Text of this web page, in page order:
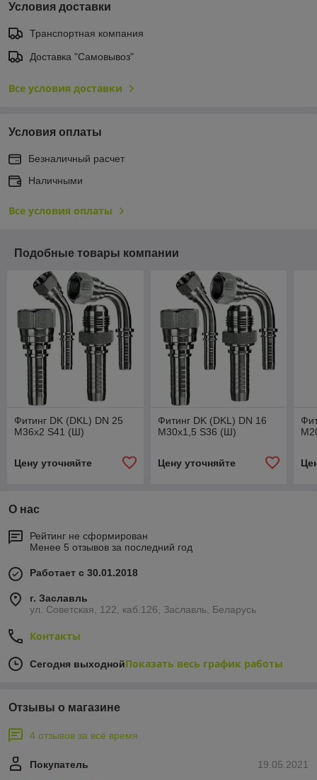
Условия доставки
Транспортная компания
Доставка "Самовывоз"
Все условия доставки
Условия оплаты
Безналичный расчет
Наличными
Все условия оплаты
Подобные товары компании
Фитинг DK (DKL) DN 25
M36x2 S41 (Ш)
Цену уточняйте
Фитинг DK (DKL) DN 16
M30x1,5 S36 (Ш)
Цену уточняйте
О нас
Рейтинг не сформирован
Менее 5 отзывов за последний год
Работает с 30.01.2018
г. Заславль
ул. Советская, 122, каб.126, Заславль, Беларусь
Контакты
Сегодня выходнойПоказать весь график работы
Отзывы о магазине
4 отзывов за всё время
19.05.2021
Покупатель